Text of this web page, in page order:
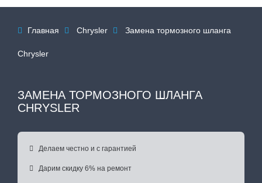
 Главная  Chrysler  Замена тормозного шланга
Chrysler
ЗАМЕНА ТОРМОЗНОГО ШЛАНГА
CHRYSLER
 Делаем честно и с гарантией
 Дарим скидку 6% на ремонт